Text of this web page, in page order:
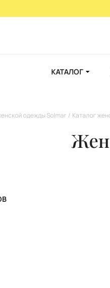
КАТАЛОГ
одежды Solmar Каталог